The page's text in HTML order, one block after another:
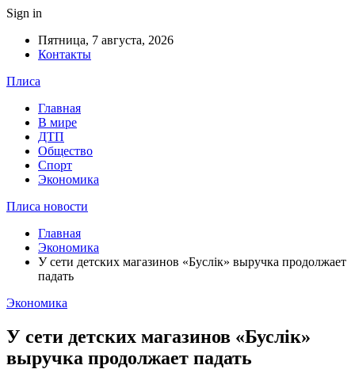
Sign in
Пятница, 7 августа, 2026
Контакты
Плиса
Главная
В мире
ДТП
Общество
Спорт
Экономика
Плиса новости
Главная
Экономика
У сети детских магазинов «Буслiк» выручка продолжает
падать
Экономика
У сети детских магазинов «Буслiк»
выручка продолжает падать